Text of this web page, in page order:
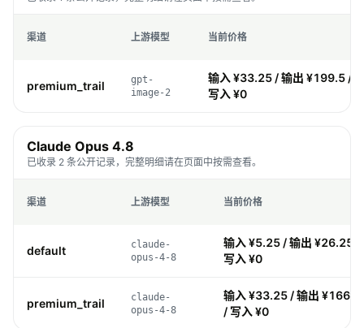
渠道 上游模型 当前价格
premium_trail
gpt-
image-2
输入 ¥33.25 / 输出 ¥199.5 /
写入 ¥0
Claude Opus 4.8
已收录 2 条公开记录，完整明细请在页面中按需查看。
渠道 上游模型 当前价格
default
claude-
opus-4-8
输入 ¥5.25 / 输出 ¥26.25 /
写入 ¥0
premium_trail
claude-
opus-4-8
输入 ¥33.25 / 输出
/ 写入 ¥0